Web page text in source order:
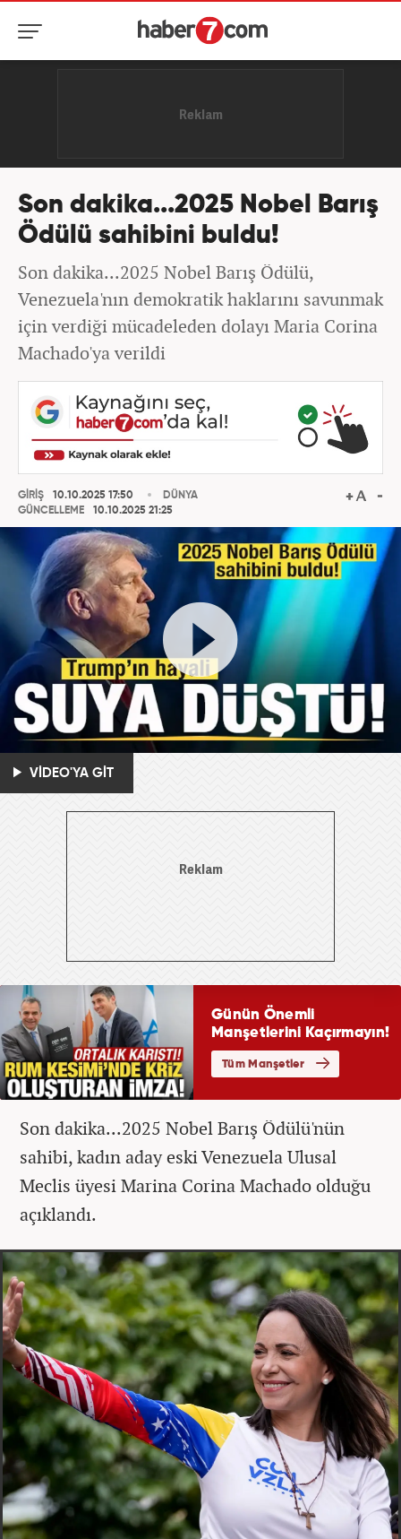
Son dakika...2025 Nobel Barış
Ödülü sahibini buldu!
Son dakika...2025 Nobel Barış Ödülü,
Venezuela'nın demokratik haklarını savunmak
için verdiği mücadeleden dolayı Maria Corina
Machado'ya verildi
GİRİŞ
10.10.2025 17:50
GÜNCELLEME
10.10.2025 21:25
DÜNYA
VİDEO'YA GİT
Son dakika...2025 Nobel Barış Ödülü'nün
sahibi, kadın aday eski Venezuela Ulusal
Meclis üyesi Marina Corina Machado olduğu
açıklandı.